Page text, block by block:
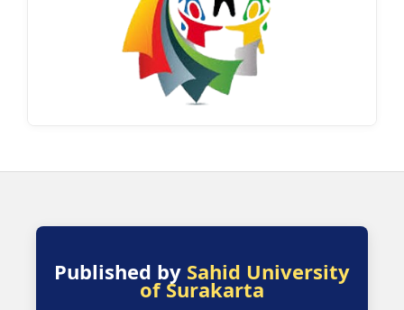
Published by Sahid University
of Surakarta